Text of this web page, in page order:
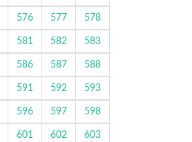
576 577 578
581 582 583
586 587 588
591 592 593
596 597 598
601 602 603